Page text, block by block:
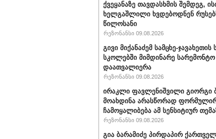
ქვეყანაზე თავდასხმის შემდეგ,
ხელგაშლილი ხვდებოდნენ
წილოსანი
რეზონანსი 09.08.2026
გივი მიქანაძემ სამცხე-ჯავახეთის
სკოლებში მიმდინარე სარემონტო
დაათვალიერა
რეზონანსი 09.08.2026
ირაკლი ფავლენიშვილი გიორგი
მოახდინა არასწორად
ჩამოყალიბება ამ სენსიტიურ
რეზონანსი 09.08.2026
გია ბარამიძე პირდაპირ